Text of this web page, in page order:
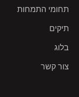
תחומי התמחות
תיקים
בלוג
צור קשר